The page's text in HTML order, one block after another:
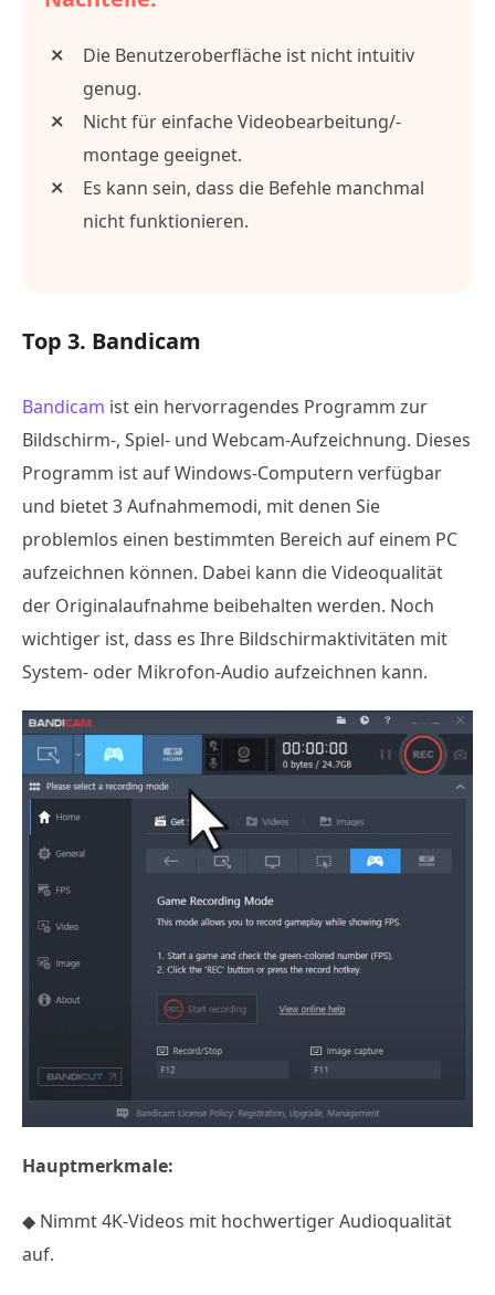
Die Benutzeroberfläche ist nicht intuitiv
genug.
Nicht für einfache Videobearbeitung/-
montage geeignet.
Es kann sein, dass die Befehle manchmal
nicht funktionieren.
Top 3. Bandicam
Bandicam ist ein hervorragendes Programm zur
Bildschirm-, Spiel- und Webcam-Aufzeichnung. Dieses
Programm ist auf Windows-Computern verfügbar
und bietet 3 Aufnahmemodi, mit denen Sie
problemlos einen bestimmten Bereich auf einem PC
aufzeichnen können. Dabei kann die Videoqualität
der Originalaufnahme beibehalten werden. Noch
wichtiger ist, dass es Ihre Bildschirmaktivitäten mit
System- oder Mikrofon-Audio aufzeichnen kann.
Hauptmerkmale:
◆ Nimmt 4K-Videos mit hochwertiger Audioqualität
auf.